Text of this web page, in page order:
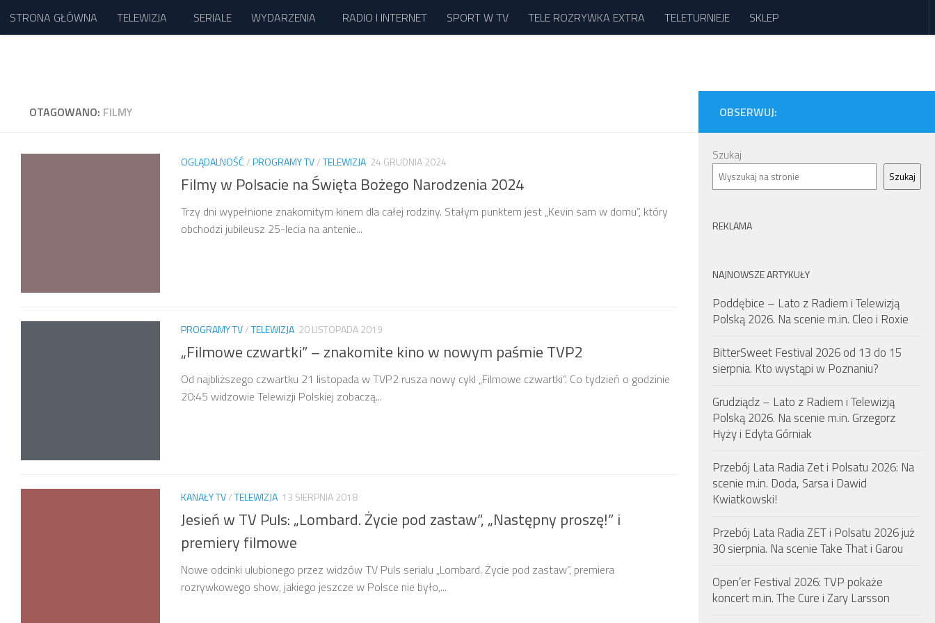
Przejdź do treści
STRONA GŁÓWNA TELEWIZJA SERIALE WYDARZENIA RADIO I INTERNET SPORT W TV TELE ROZRYWKA EXTRA TELETURNIEJE SKLEP
OTAGOWANO: FILMY
OGLĄDALNOŚĆ/PROGRAMY TV/TELEWIZJA 24 GRUDNIA 2024
Filmy w Polsacie na Święta Bożego Narodzenia 2024
Trzy dni wypełnione znakomitym kinem dla całej rodziny. Stałym punktem jest „Kevin sam w domu”, który
obchodzi jubileusz 25-lecia na antenie...
PROGRAMY TV/TELEWIZJA 20 LISTOPADA 2019
„Filmowe czwartki” – znakomite kino w nowym paśmie TVP2
Od najbliższego czwartku 21 listopada w TVP2 rusza nowy cykl „Filmowe czwartki”. Co tydzień o godzinie
20:45 widzowie Telewizji Polskiej zobaczą...
KANAŁY TV/TELEWIZJA 13 SIERPNIA 2018
Jesień w TV Puls: „Lombard. Życie pod zastaw”, „Następny proszę!” i
premiery filmowe
Nowe odcinki ulubionego przez widzów TV Puls serialu „Lombard. Życie pod zastaw”, premiera
rozrywkowego show, jakiego jeszcze w Polsce nie było,...
OBSERWUJ:
Szukaj
Szukaj
REKLAMA
NAJNOWSZE ARTYKUŁY
Poddębice – Lato z Radiem i Telewizją
Polską 2026. Na scenie m.in. Cleo i Roxie
BitterSweet Festival 2026 od 13 do 15
sierpnia. Kto wystąpi w Poznaniu?
Grudziądz – Lato z Radiem i Telewizją
Polską 2026. Na scenie m.in. Grzegorz
Hyży i Edyta Górniak
Przebój Lata Radia Zet i Polsatu 2026: Na
scenie m.in. Doda, Sarsa i Dawid
Kwiatkowski!
Przebój Lata Radia ZET i Polsatu 2026 już
30 sierpnia. Na scenie Take That i Garou
Open’er Festival 2026: TVP pokaże
koncert m.in. The Cure i Zary Larsson